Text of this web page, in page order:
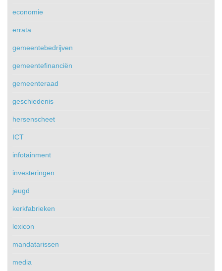
economie
errata
gemeentebedrijven
gemeentefinanciën
gemeenteraad
geschiedenis
hersenscheet
ICT
infotainment
investeringen
jeugd
kerkfabrieken
lexicon
mandatarissen
media